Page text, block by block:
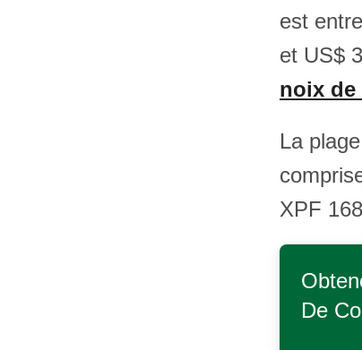
est
et US$
noix de
La
XPF
De